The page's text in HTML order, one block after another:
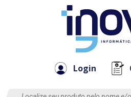
Login
Empresa